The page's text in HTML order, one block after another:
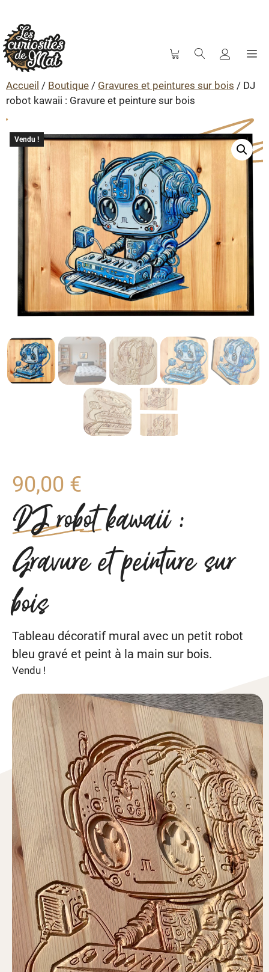
Aller
au
contenu
Accueil / Boutique / Gravures et peintures sur bois / DJ
robot kawaii : Gravure et peinture sur bois
Vendu !
90,00 €
DJ robot kawaii :
Gravure et peinture sur
bois
Tableau décoratif mural avec un petit robot
bleu gravé et peint à la main sur bois.
Vendu !